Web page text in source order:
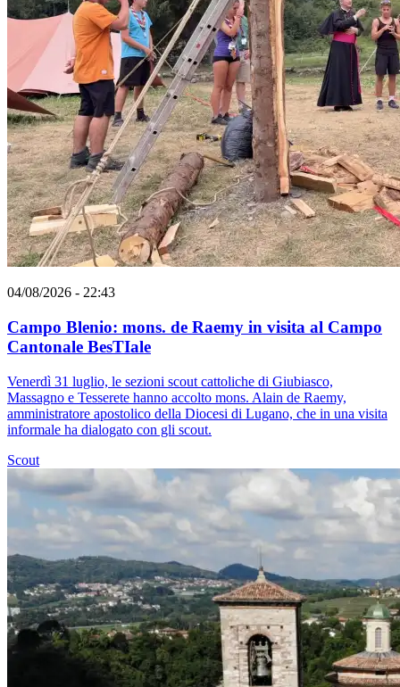
04/08/2026 - 22:43
Campo Blenio: mons. de Raemy in visita al Campo
Cantonale BesTIale
Venerdì 31 luglio, le sezioni scout cattoliche di Giubiasco,
Massagno e Tesserete hanno accolto mons. Alain de Raemy,
amministratore apostolico della Diocesi di Lugano, che in una visita
informale ha dialogato con gli scout.
Scout